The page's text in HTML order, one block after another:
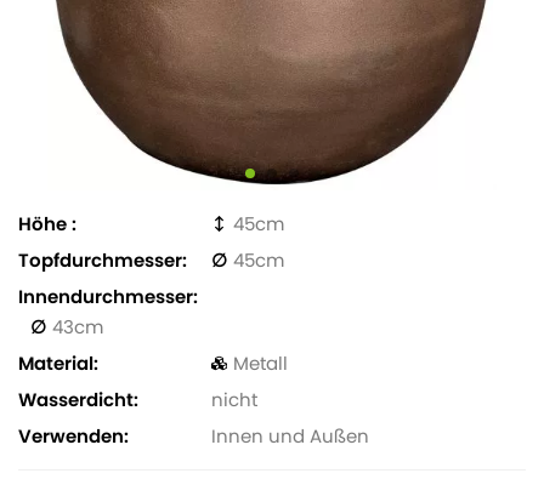
Höhe
45
Topfdurchmesser
45
Innendurchmesser
43
Material
Metall
Wasserdicht
nicht
Verwenden
Innen und Außen